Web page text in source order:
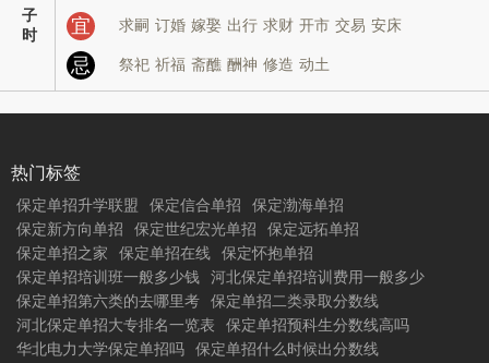
子
时
宜 求嗣 订婚 嫁娶 出行 求财 开市 交易 安床
忌 祭祀 祈福 斋醮 酬神 修造 动土
热门标签
保定单招升学联盟 保定信合单招
保定渤海单招
保定新方向单招
保定世纪宏光单招
保定远拓单招
保定单招之家
保定单招在线
保定怀抱单招
保定单招培训班一般多少钱
河北保定单招培训费用一般多少
保定单招第六类的去哪里考
保定单招二类录取分数线
河北保定单招大专排名一览表
保定单招预科生分数线高吗
华北电力大学保定单招吗
保定单招什么时候出分数线